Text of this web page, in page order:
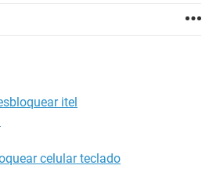
itel
celular teclado